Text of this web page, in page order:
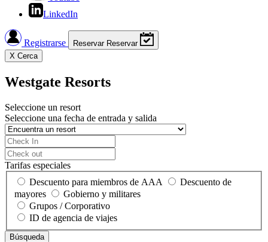
LinkedIn
Registrarse Reservar Reservar
X Cerca
Westgate Resorts
Seleccione un resort
Seleccione una fecha de entrada y salida
Tarifas especiales
Descuento para miembros de AAA
Descuento de
mayores
Gobierno y militares
Grupos / Corporativo
ID de agencia de viajes